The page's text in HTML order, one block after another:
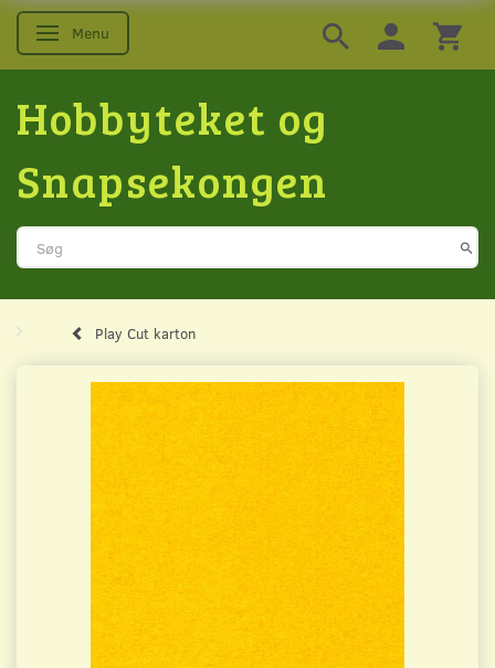
Skifte navigation
Menu
Hobbyteket og
Snapsekongen
Play Cut karton